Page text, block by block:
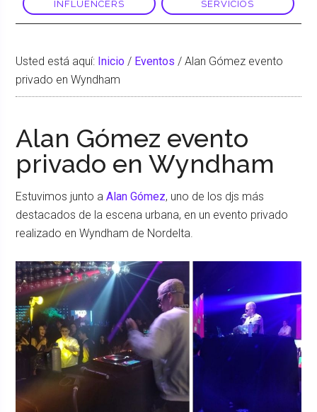
INFLUENCERS SERVICIOS
Usted está aquí: Inicio / Eventos / Alan Gómez evento
privado en Wyndham
Alan Gómez evento
privado en Wyndham
Estuvimos junto aAlan Gómez, uno de los djs más
destacados de la escena urbana, en un evento privado
realizado en Wyndham de Nordelta.